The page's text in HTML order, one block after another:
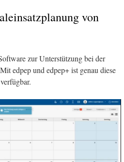
von
zur Unterstützung bei der
edpep und edpep+ ist genau diese
verfügbar.